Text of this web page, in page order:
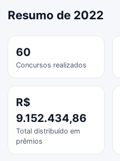
Resumo de 2022
60
Concursos realizados
R$
9.152.434,86
Total distribuído em
prêmios